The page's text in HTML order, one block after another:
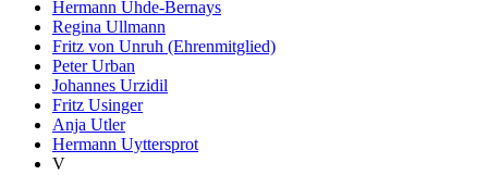
Hermann Uhde-Bernays
Regina Ullmann
Fritz von Unruh (Ehrenmitglied)
Peter Urban
Johannes Urzidil
Fritz Usinger
Anja Utler
Hermann Uyttersprot
V